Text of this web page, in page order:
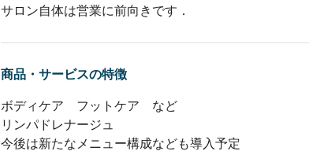
サロン自体は営業に前向きです．
商品・サービスの特徴
ボディケア　フットケア　など
リンパドレナージュ
今後は新たなメニュー構成なども導入予定